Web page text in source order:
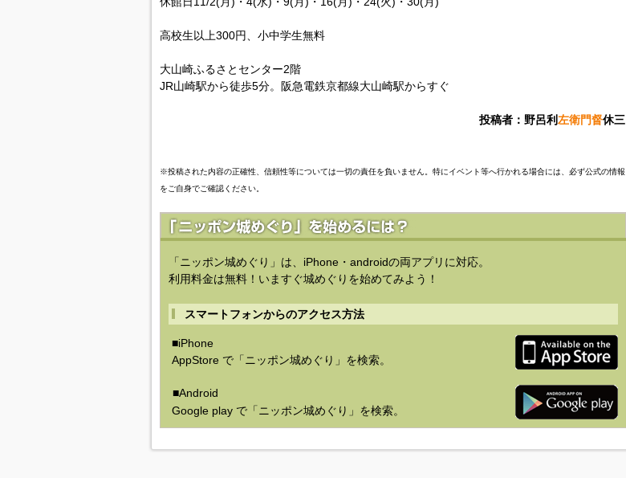
高校生以上300円、小中学生無料
大山崎ふるさとセンター2階
JR山崎駅から徒歩5分。阪急電鉄京都線大山崎駅からすぐ
投稿者：野呂利左衛門督休三
※投稿された内容の正確性、信頼性等については一切の責任を負いません。特にイベント等へ行かれる場合には、必ず公式の情報
をご自身でご確認ください。
「ニッポン城めぐり」は、iPhone・androidの両アプリに対応。
利用料金は無料！いますぐ城めぐりを始めてみよう！
スマートフォンからのアクセス方法
■iPhone
AppStore で「ニッポン城めぐり」を検索。
■Android
Google play で「ニッポン城めぐり」を検索。